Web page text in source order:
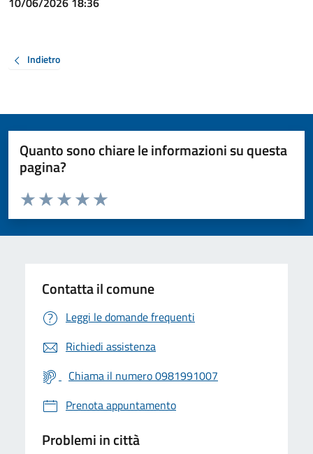
Indietro
Quanto sono chiare le informazioni su questa
pagina?
Valuta da 1 a 5 stelle la pagina
Valuta 5 stelle su 5
Valuta 4 stelle su 5
Valuta 3 stelle su 5
Valuta 2 stelle su 5
Valuta 1 stelle su 5
Contatta il comune
Leggi le domande frequenti
Richiedi assistenza
Chiama il numero 0981991007
Prenota appuntamento
Problemi in città